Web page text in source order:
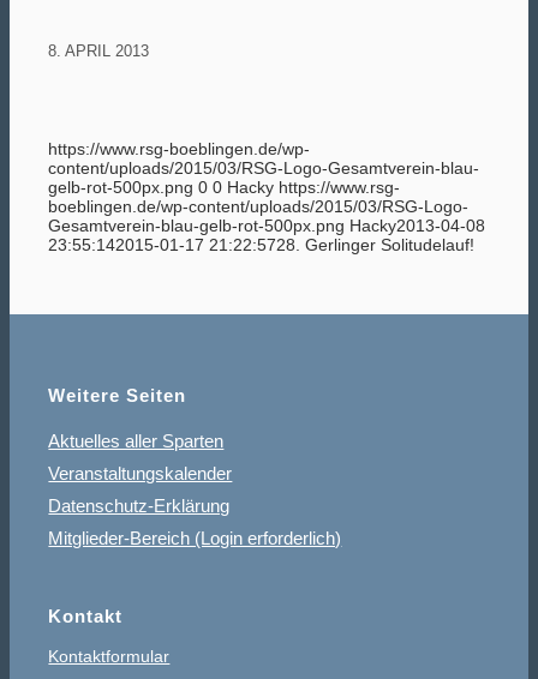
8. APRIL 2013
https://www.rsg-boeblingen.de/wp-
content/uploads/2015/03/RSG-Logo-Gesamtverein-blau-
gelb-rot-500px.png 0 0 Hacky https://www.rsg-
boeblingen.de/wp-content/uploads/2015/03/RSG-Logo-
Gesamtverein-blau-gelb-rot-500px.png Hacky2013-04-08
23:55:142015-01-17 21:22:5728. Gerlinger Solitudelauf!
Weitere Seiten
Aktuelles aller Sparten
Veranstaltungskalender
Datenschutz-Erklärung
Mitglieder-Bereich (Login erforderlich)
Kontakt
Kontaktformular